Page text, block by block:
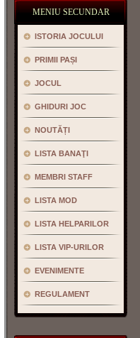
MENIU SECUNDAR
ISTORIA JOCULUI
PRIMII PAȘI
JOCUL
GHIDURI JOC
NOUTĂȚI
LISTA BANAŢI
MEMBRI STAFF
LISTA MOD
LISTA HELPARILOR
LISTA VIP-URILOR
EVENIMENTE
REGULAMENT